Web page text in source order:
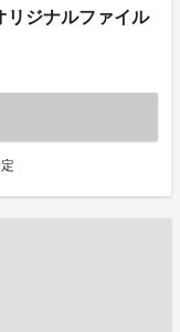
リジナルファイル